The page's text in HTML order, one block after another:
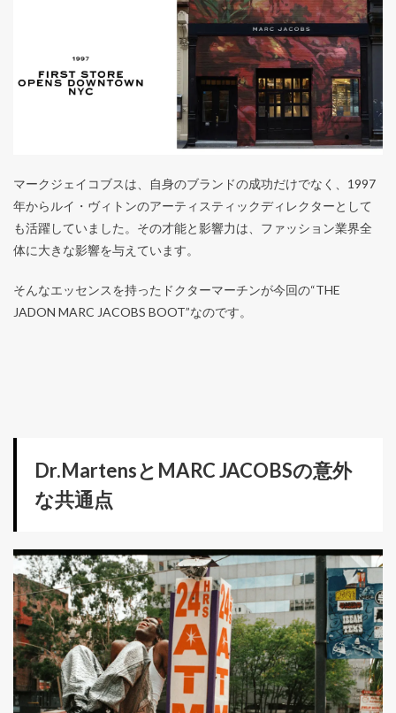
マークジェイコブスは、自身のブランドの成功だけでなく、1997
年からルイ・ヴィトンのアーティスティックディレクターとして
も活躍していました。その才能と影響力は、ファッション業界全
体に大きな影響を与えています。
そんなエッセンスを持ったドクターマーチンが今回の“THE
JADON MARC JACOBS BOOT”なのです。
Dr.MartensとMARC JACOBSの意外
な共通点